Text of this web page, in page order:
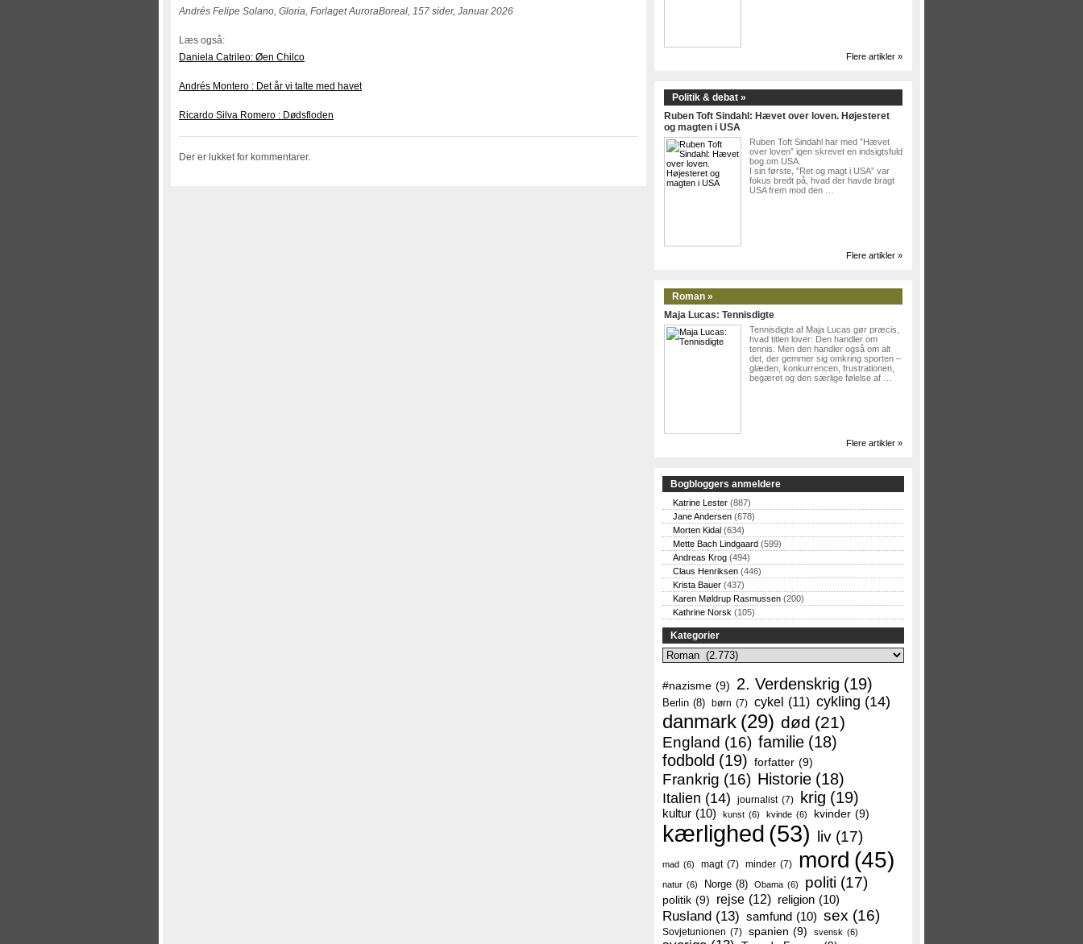
Andrés Felipe Solano, Gloria, Forlaget AuroraBoreal, 157 sider, Januar 2026
Læs også:
Daniela Catrileo: Øen Chilco
Andrés Montero : Det år vi talte med havet
Ricardo Silva Romero : Dødsfloden
Der er lukket for kommentarer.
Flere artikler »
Politik & debat »
Ruben Toft Sindahl: Hævet over loven. Højesteret
og magten i USA
Ruben Toft Sindahl har med ”Hævet
over loven” igen skrevet en indsigtsfuld
bog om USA.
I sin første, ”Ret og magt i USA” var
fokus bredt på, hvad der havde bragt
USA frem mod den …
Flere artikler »
Roman »
Maja Lucas: Tennisdigte
Tennisdigte af Maja Lucas gør præcis,
hvad titlen lover: Den handler om
tennis. Men den handler også om alt
det, der gemmer sig omkring sporten –
glæden, konkurrencen, frustrationen,
begæret og den særlige følelse af …
Flere artikler »
Bogbloggers anmeldere
Katrine Lester (887)
Jane Andersen (678)
Morten Kidal (634)
Mette Bach Lindgaard (599)
Andreas Krog (494)
Claus Henriksen (446)
Krista Bauer (437)
Karen Møldrup Rasmussen (200)
Kathrine Norsk (105)
Kategorier
Kategorier
#nazisme (9) 2. Verdenskrig (19)
Berlin (8) børn (7) cykel (11) cykling (14)
danmark (29) død (21)
England (16) familie (18)
fodbold (19) forfatter (9)
Frankrig (16) Historie (18)
Italien (14) journalist (7) krig (19)
kultur (10) kunst (6) kvinde (6) kvinder (9)
kærlighed (53) liv (17)
mad (6) magt (7) minder (7) mord (45)
natur (6) Norge (8) Obama (6) politi (17)
politik (9) rejse (12) religion (10)
Rusland (13) samfund (10) sex (16)
Sovjetunionen (7) spanien (9) svensk (6)